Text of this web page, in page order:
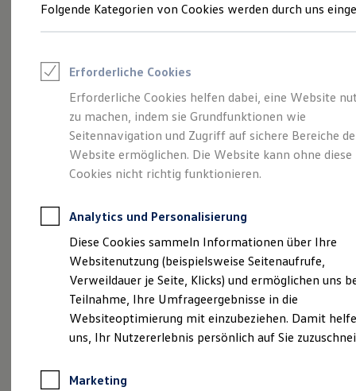
Junge Gebrauchtwagen und Gebrauchtwagen
Saisonangebote
Leasing
Leasing-Angebote
Gebrauchtwagen Leasing
Junge Gebrauchtwagen-Leasing
Elektroauto Leasing
Kleinwagen-Leasing
Leasing ohne Anzahlung
Autokredit mit Schlussrate
Versicherungen und Garantien
Kfz-Versicherung
Restschuldversicherungen
Garantien
Wartungsverträge
Geschäftskunden
Professional Class bei Volkswagen
Großkunden
Behörden
Anpfiff zum Gewinn
Gepflegt, geprüft und
für gut befunden.
Volkswagen
Zertifizierte
Gebrauchtwagen.
Folgende Kategorien von Cookies werden durch uns
Erforderliche Cookies
Erforderliche Cookies helfen dabei, eine Website
zu machen, indem sie Grundfunktionen wie
Seitennavigation und Zugriff auf sichere Bereiche
Website ermöglichen. Die Website kann ohne diese
Cookies nicht richtig funktionieren.
Analytics und Personalisierung
Diese Cookies sammeln Informationen über Ihre
Websitenutzung (beispielsweise Seitenaufrufe,
Verweildauer je Seite, Klicks) und ermöglichen uns
Teilnahme, Ihre Umfrageergebnisse in die
Websiteoptimierung mit einzubeziehen. Damit
uns, Ihr Nutzererlebnis persönlich auf Sie
Marketing